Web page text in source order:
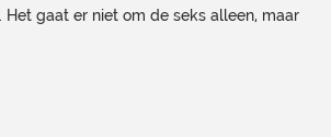
gaat er niet om de seks alleen, maar